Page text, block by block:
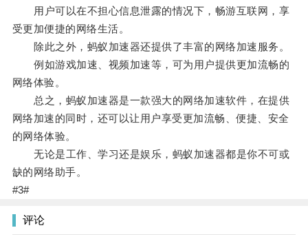
用户可以在不担心信息泄露的情况下，畅游互联网，享
受更加便捷的网络生活。
除此之外，蚂蚁加速器还提供了丰富的网络加速服务。
例如游戏加速、视频加速等，可为用户提供更加流畅的
网络体验。
总之，蚂蚁加速器是一款强大的网络加速软件，在提供
网络加速的同时，还可以让用户享受更加流畅、便捷、安全
的网络体验。
无论是工作、学习还是娱乐，蚂蚁加速器都是你不可或
缺的网络助手。
#3#
评论